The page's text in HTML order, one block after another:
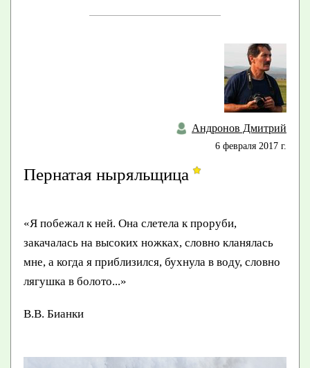
Андронов Дмитрий
6 февраля 2017 г.
Пернатая ныряльщица
«Я побежал к ней. Она слетела к проруби,
закачалась на высоких ножках, словно кланялась
мне, а когда я приблизился, бухнула в воду, словно
лягушка в болото...»
В.В. Бианки